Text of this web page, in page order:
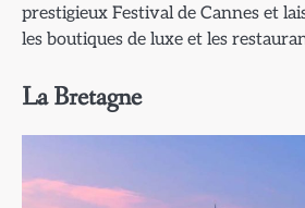
prestigieux Festival de Cannes et
les boutiques de luxe et les
La Bretagne